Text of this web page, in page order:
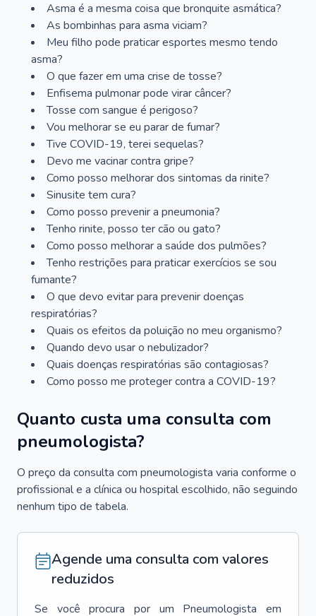
Asma é a mesma coisa que bronquite asmática?
As bombinhas para asma viciam?
Meu filho pode praticar esportes mesmo tendo
asma?
O que fazer em uma crise de tosse?
Enfisema pulmonar pode virar câncer?
Tosse com sangue é perigoso?
Vou melhorar se eu parar de fumar?
Tive COVID-19, terei sequelas?
Devo me vacinar contra gripe?
Como posso melhorar dos sintomas da rinite?
Sinusite tem cura?
Como posso prevenir a pneumonia?
Tenho rinite, posso ter cão ou gato?
Como posso melhorar a saúde dos pulmões?
Tenho restrições para praticar exercícios se sou
fumante?
O que devo evitar para prevenir doenças
respiratórias?
Quais os efeitos da poluição no meu organismo?
Quando devo usar o nebulizador?
Quais doenças respiratórias são contagiosas?
Como posso me proteger contra a COVID-19?
Quanto custa uma consulta com
pneumologista?
O preço da consulta com pneumologista varia conforme o
profissional e a clínica ou hospital escolhido, não seguindo
nenhum tipo de tabela.
Agende uma consulta com valores
reduzidos
Se você procura por um Pneumologista
em